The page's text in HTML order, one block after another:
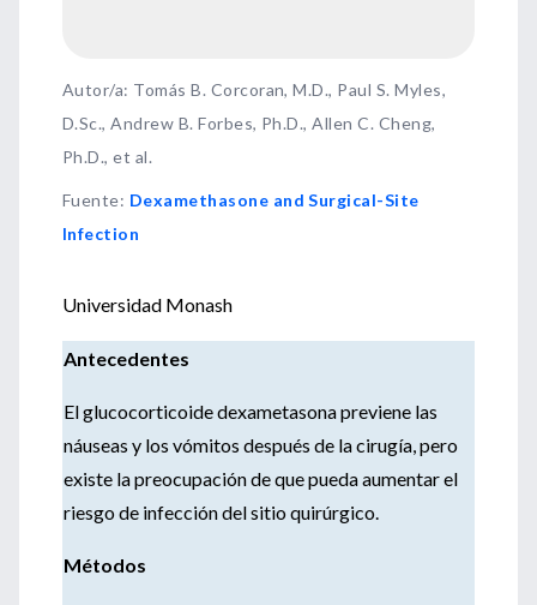
Autor/a: Tomás B. Corcoran, M.D., Paul S. Myles,
D.Sc., Andrew B. Forbes, Ph.D., Allen C. Cheng,
Ph.D., et al.
Fuente: Dexamethasone and Surgical-Site
Infection
Universidad Monash
Antecedentes
El glucocorticoide dexametasona previene las
náuseas y los vómitos después de la cirugía, pero
existe la preocupación de que pueda aumentar el
riesgo de infección del sitio quirúrgico.
Métodos